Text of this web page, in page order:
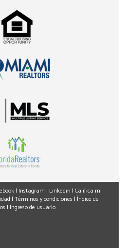
| Instagram | Linkedin | Califica mi
| Términos y condiciones | Índice de
| Ingreso de usuario